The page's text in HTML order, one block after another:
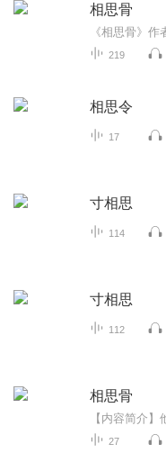
相思骨
219
相思令
17
寸相思
114
寸相思
112
相思骨
27